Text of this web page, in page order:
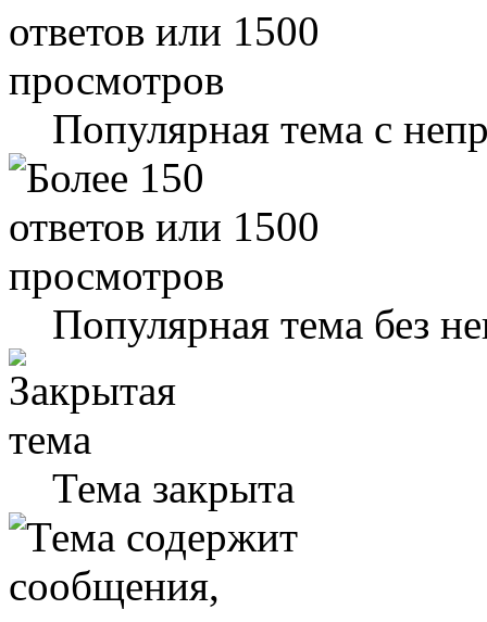
Популярная тема с
Популярная тема без
Тема закрыта